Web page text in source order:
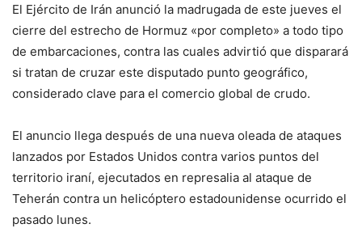
El Ejército de Irán anunció la madrugada de este jueves el
cierre del estrecho de Hormuz «por completo» a todo tipo
de embarcaciones, contra las cuales advirtió que disparará
si tratan de cruzar este disputado punto geográfico,
considerado clave para el comercio global de crudo.
El anuncio llega después de una nueva oleada de ataques
lanzados por Estados Unidos contra varios puntos del
territorio iraní, ejecutados en represalia al ataque de
Teherán contra un helicóptero estadounidense ocurrido el
pasado lunes.